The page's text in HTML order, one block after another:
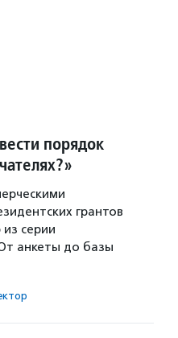
порядок
грантов
серии
анкеты до базы